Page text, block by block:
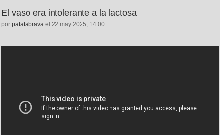
El vaso era intolerante a la lactosa
por patatabrava el 22 may 2025, 14:00